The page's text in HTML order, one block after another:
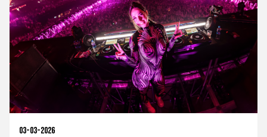
03-03-2026